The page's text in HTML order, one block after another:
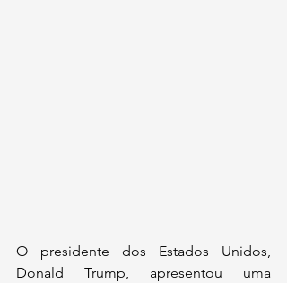
O presidente dos Estados Unidos,
Donald Trump, apresentou uma